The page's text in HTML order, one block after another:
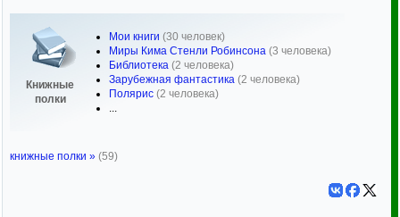
Книжные
полки
Мои книги (30 человек)
Миры Кима Стенли Робинсона (3 человека)
Библиотека (2 человека)
Зарубежная фантастика (2 человека)
Полярис (2 человека)
...
книжные полки » (59)